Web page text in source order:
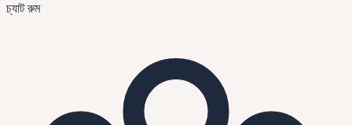
চ্যাট রুম